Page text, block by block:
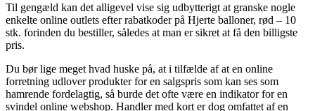
Til gengæld kan det alligevel vise sig udbytterigt at granske nogle
enkelte online outlets efter rabatkoder på Hjerte balloner, rød – 10
stk. forinden du bestiller, således at man er sikret at få den billigste
pris.
Du bør lige meget hvad huske på, at i tilfælde af at en online
forretning udlover produkter for en salgspris som kan ses som
hamrende fordelagtig, så burde det ofte være en indikator for en
svindel online webshop. Handler med kort er dog omfattet af en